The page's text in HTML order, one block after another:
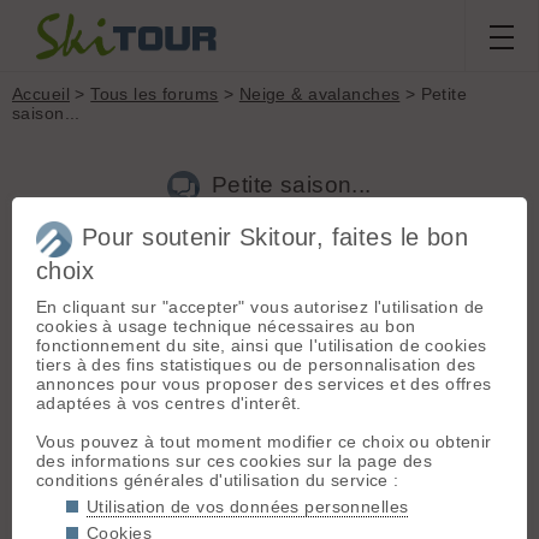
Accueil >Tous les forums > Neige & avalanches > Petite
saison...
Petite saison...
Nouveau sujet
Voir tous les sujets Chercher Archives
Seb- Le 22/03/2010 16:32
Pas beaucoup d'objectivité dans certains posts…
Il apparaît quand même comme une évidence qu'il a fait
globalement moins beau cette année que l'année dernière et
les hivers précédents durant les we et les périodes où nous
posons tous plus ou moins habituellement des congés (je
pense par exemple à Noël où il a beaucoup plu….bouhhh). Je
ne parle même pas de la qualité moyenne de la neige.
Effectivement, il y a eu de bonnes sorties, mais quand même
pas des masses.
Pour soutenir Skitour, faites le bon
choix
En cliquant sur "accepter" vous autorisez l'utilisation de
cookies à usage technique nécessaires au bon
fonctionnement du site, ainsi que l'utilisation de cookies
tiers à des fins statistiques ou de personnalisation des
annonces pour vous proposer des services et des offres
adaptées à vos centres d'interêt.
Vous pouvez à tout moment modifier ce choix ou obtenir
des informations sur ces cookies sur la page des
conditions générales d'utilisation du service :
Utilisation de vos données personnelles
Cookies